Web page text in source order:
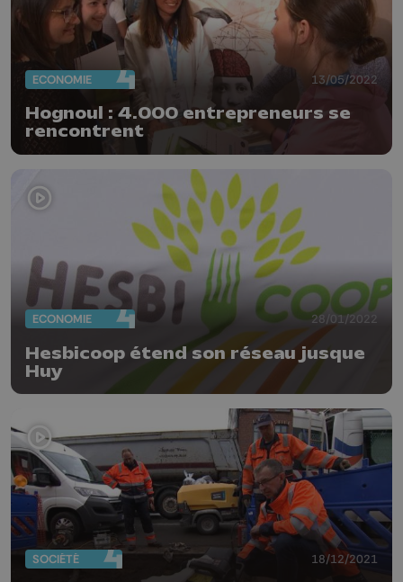
ECONOMIE 13/05/2022
Hognoul : 4.000 entrepreneurs se
rencontrent
ECONOMIE 28/01/2022
Hesbicoop étend son réseau jusque
Huy
SOCIÉTÉ 18/12/2021